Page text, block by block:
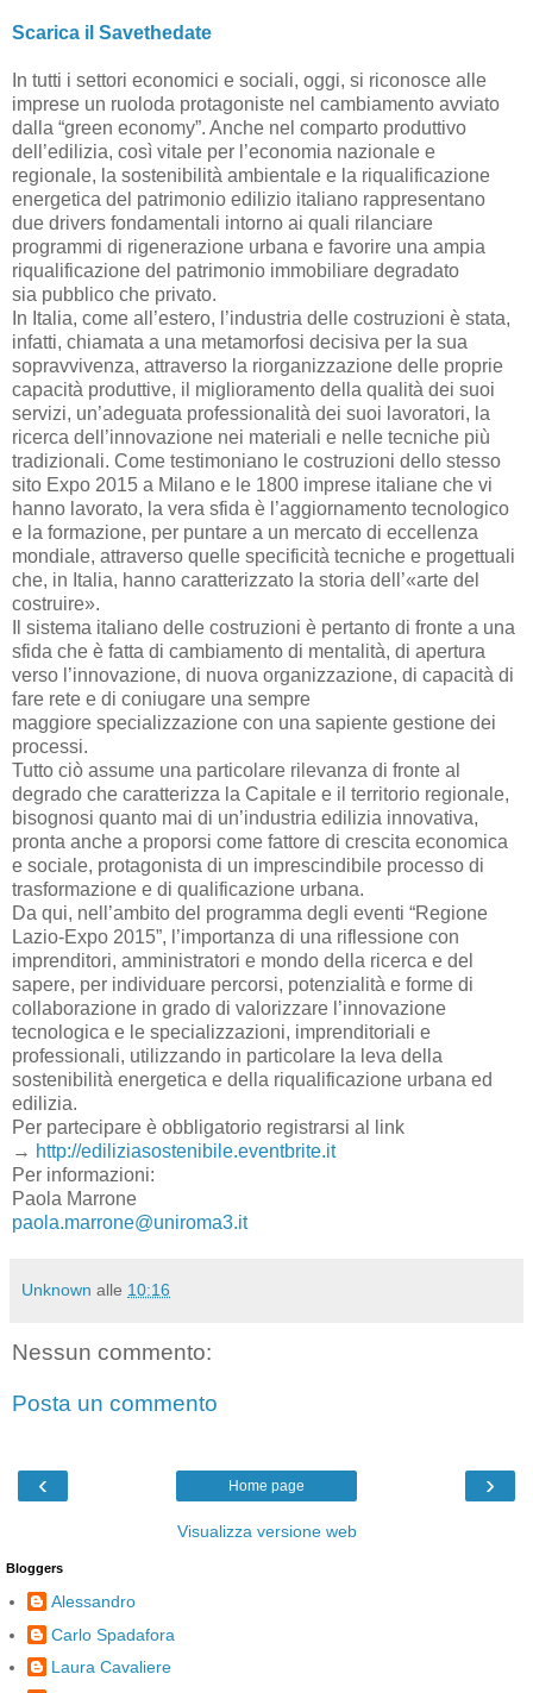
Scarica il Savethedate
In tutti i settori economici e sociali, oggi, si riconosce alle
imprese un ruoloda protagoniste nel cambiamento avviato
dalla “green economy”. Anche nel comparto produttivo
dell’edilizia, così vitale per l’economia nazionale e
regionale, la sostenibilità ambientale e la riqualificazione
energetica del patrimonio edilizio italiano rappresentano
due drivers fondamentali intorno ai quali rilanciare
programmi di rigenerazione urbana e favorire una ampia
riqualificazione del patrimonio immobiliare degradato
sia pubblico che privato.
In Italia, come all’estero, l’industria delle costruzioni è stata,
infatti, chiamata a una metamorfosi decisiva per la sua
sopravvivenza, attraverso la riorganizzazione delle proprie
capacità produttive, il miglioramento della qualità dei suoi
servizi, un’adeguata professionalità dei suoi lavoratori, la
ricerca dell’innovazione nei materiali e nelle tecniche più
tradizionali. Come testimoniano le costruzioni dello stesso
sito Expo 2015 a Milano e le 1800 imprese italiane che vi
hanno lavorato, la vera sfida è l’aggiornamento tecnologico
e la formazione, per puntare a un mercato di eccellenza
mondiale, attraverso quelle specificità tecniche e progettuali
che, in Italia, hanno caratterizzato la storia dell’«arte del
costruire».
Il sistema italiano delle costruzioni è pertanto di fronte a una
sfida che è fatta di cambiamento di mentalità, di apertura
verso l’innovazione, di nuova organizzazione, di capacità di
fare rete e di coniugare una sempre
maggiore specializzazione con una sapiente gestione dei
processi.
Tutto ciò assume una particolare rilevanza di fronte al
degrado che caratterizza la Capitale e il territorio regionale,
bisognosi quanto mai di un’industria edilizia innovativa,
pronta anche a proporsi come fattore di crescita economica
e sociale, protagonista di un imprescindibile processo di
trasformazione e di qualificazione urbana.
Da qui, nell’ambito del programma degli eventi “Regione
Lazio-Expo 2015”, l’importanza di una riflessione con
imprenditori, amministratori e mondo della ricerca e del
sapere, per individuare percorsi, potenzialità e forme di
collaborazione in grado di valorizzare l’innovazione
tecnologica e le specializzazioni, imprenditoriali e
professionali, utilizzando in particolare la leva della
sostenibilità energetica e della riqualificazione urbana ed
edilizia.
Per partecipare è obbligatorio registrarsi al link
→ http://ediliziasostenibile.eventbrite.it
Per informazioni:
Paola Marrone
paola.marrone@uniroma3.it
Unknown alle 10:16
Nessun commento:
Posta un commento
‹ ›
Home page
Visualizza versione web
Bloggers
Alessandro
Carlo Spadafora
Laura Cavaliere